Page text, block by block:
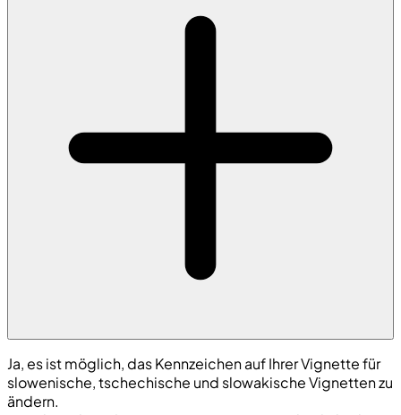
Ja, es ist möglich, das Kennzeichen auf Ihrer Vignette für
slowenische, tschechische und slowakische Vignetten zu
ändern.